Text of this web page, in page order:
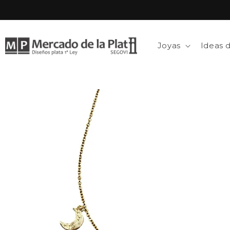
al contenido
Joyas Ideas
directamente
información
del producto